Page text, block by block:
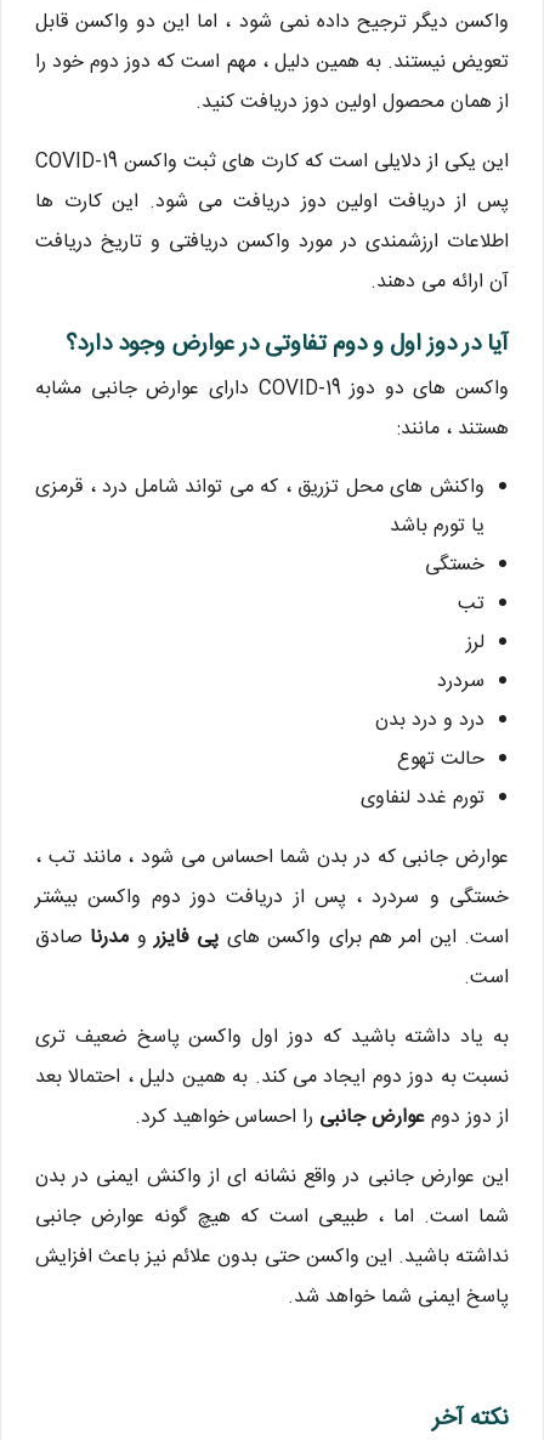
واکسن دیگر ترجیح داده نمی شود ، اما این دو واکسن قابل
تعویض نیستند. به همین دلیل ، مهم است که دوز دوم خود را
از همان محصول اولین دوز دریافت کنید.
این یکی از دلایلی است که کارت های ثبت واکسن COVID-19
پس از دریافت اولین دوز دریافت می شود. این کارت ها
اطلاعات ارزشمندی در مورد واکسن دریافتی و تاریخ دریافت
آن ارائه می دهند.
آیا در دوز اول و دوم تفاوتی در عوارض وجود دارد؟
واکسن های دو دوز COVID-19 دارای عوارض جانبی مشابه
هستند ، مانند:
واکنش های محل تزریق ، که می تواند شامل درد ، قرمزی
یا تورم باشد
خستگی
تب
لرز
سردرد
درد و درد بدن
حالت تهوع
تورم غدد لنفاوی
عوارض جانبی که در بدن شما احساس می شود ، مانند تب ،
خستگی و سردرد ، پس از دریافت دوز دوم واکسن بیشتر
است. این امر هم برای واکسن های پی فایزرو مدرنا صادق
است.
به یاد داشته باشید که دوز اول واکسن پاسخ ضعیف تری
نسبت به دوز دوم ایجاد می کند. به همین دلیل ، احتمالا بعد
از دوز دومعوارض جانبی را احساس خواهید کرد.
این عوارض جانبی در واقع نشانه ای از واکنش ایمنی در بدن
شما است. اما ، طبیعی است که هیچ گونه عوارض جانبی
نداشته باشید. این واکسن حتی بدون علائم نیز باعث افزایش
پاسخ ایمنی شما خواهد شد.
نکته آخر